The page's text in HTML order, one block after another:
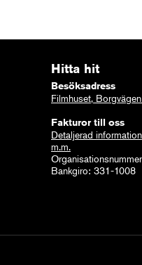
Hitta hit
Besöksadress
Filmhuset,
Fakturor till oss
Detaljerad
m.m.
Bankgiro: 331-1008